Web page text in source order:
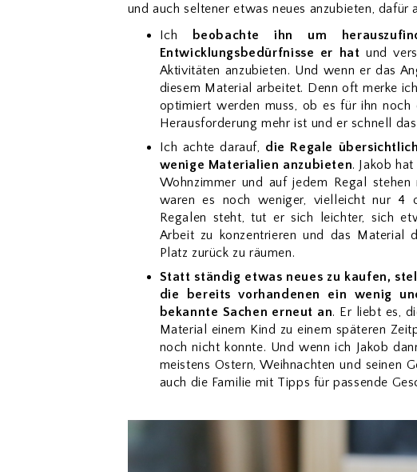
und auch seltener etwas neues anzubieten,
Ich
beobachte ihn um
Entwicklungsbedürfnisse er hat und
Aktivitäten anzubieten. Und wenn er das
diesem Material arbeitet. Denn oft merke
optimiert werden muss, ob es für ihn
Herausforderung mehr ist und er schnell
Ich achte darauf, die Regale
wenige Materialien anzubieten. Jakob
Wohnzimmer und auf jedem Regal
waren es noch weniger, vielleicht nur 4
Regalen steht, tut er sich leichter, sich
Arbeit zu konzentrieren und das Material
Platz zurück zu räumen.
Statt ständig etwas neues zu kaufen,
die bereits vorhandenen ein wenig
bekannte Sachen erneut an. Er liebt es,
Material einem Kind zu einem späteren
noch nicht konnte. Und wenn ich Jakob
meistens Ostern, Weihnachten und seinen
auch die Familie mit Tipps für passende